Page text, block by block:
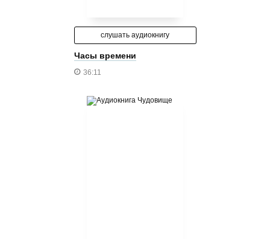
слушать аудиокнигу
Часы времени
36:11